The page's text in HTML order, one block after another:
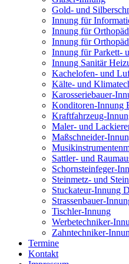
Gold- und
Innung für
Innung für
Innung für
Innung für Parkett-
Innung Sanitär
Kachelofen- und
Kälte- und
Karosseriebauer-
Konditoren-Innung
Kraftfahrzeug-
Maler- und
Maßschneider-
Sattler- und
Schornsteinfeger-
Steinmetz- und
Stuckateur-Innung
Strassenbauer-
Tischler-Innung
Werbetechniker-
Zahntechniker-
Termine
Kontakt